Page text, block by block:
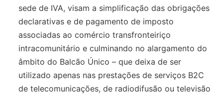
sede de IVA, visam a simplificação das obrigações
declarativas e de pagamento de imposto
associadas ao comércio transfronteiriço
intracomunitário e culminando no alargamento do
âmbito do Balcão Único – que deixa de ser
utilizado apenas nas prestações de serviços B2C
de telecomunicações, de radiodifusão ou televisão